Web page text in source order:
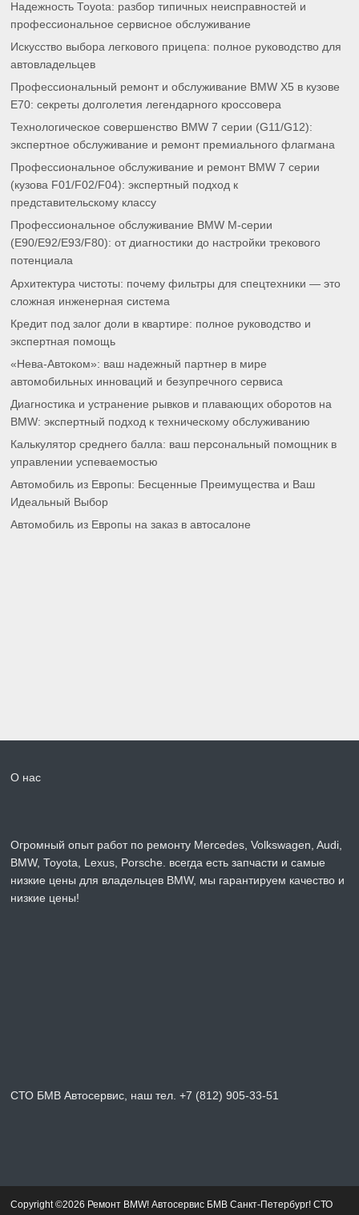
Надежность Toyota: разбор типичных неисправностей и
профессиональное сервисное обслуживание
Искусство выбора легкового прицепа: полное руководство для
автовладельцев
Профессиональный ремонт и обслуживание BMW X5 в кузове
E70: секреты долголетия легендарного кроссовера
Технологическое совершенство BMW 7 серии (G11/G12):
экспертное обслуживание и ремонт премиального флагмана
Профессиональное обслуживание и ремонт BMW 7 серии
(кузова F01/F02/F04): экспертный подход к
представительскому классу
Профессиональное обслуживание BMW M-серии
(E90/E92/E93/F80): от диагностики до настройки трекового
потенциала
Архитектура чистоты: почему фильтры для спецтехники — это
сложная инженерная система
Кредит под залог доли в квартире: полное руководство и
экспертная помощь
«Нева-Автоком»: ваш надежный партнер в мире
автомобильных инноваций и безупречного сервиса
Диагностика и устранение рывков и плавающих оборотов на
BMW: экспертный подход к техническому обслуживанию
Калькулятор среднего балла: ваш персональный помощник в
управлении успеваемостью
Автомобиль из Европы: Бесценные Преимущества и Ваш
Идеальный Выбор
Автомобиль из Европы на заказ в автосалоне
О нас
Огромный опыт работ по ремонту Mercedes, Volkswagen, Audi,
BMW, Toyota, Lexus, Porsche. всегда есть запчасти и самые
низкие цены для владельцев BMW, мы гарантируем качество и
низкие цены!
СТО БМВ Автосервис, наш тел. +7 (812) 905-33-51
Copyright ©2026 Ремонт BMW! Автосервис БМВ Санкт-Петербург! СТО